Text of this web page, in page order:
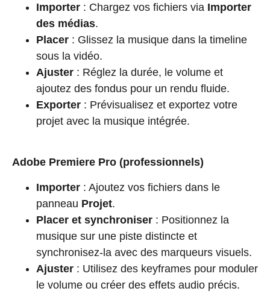
Importer : Chargez vos fichiers via Importer
des médias.
Placer : Glissez la musique dans la timeline
sous la vidéo.
Ajuster : Réglez la durée, le volume et
ajoutez des fondus pour un rendu fluide.
Exporter : Prévisualisez et exportez votre
projet avec la musique intégrée.
Adobe Premiere Pro (professionnels)
Importer : Ajoutez vos fichiers dans le
panneau Projet.
Placer et synchroniser : Positionnez la
musique sur une piste distincte et
synchronisez-la avec des marqueurs visuels.
Ajuster : Utilisez des keyframes pour moduler
le volume ou créer des effets audio précis.